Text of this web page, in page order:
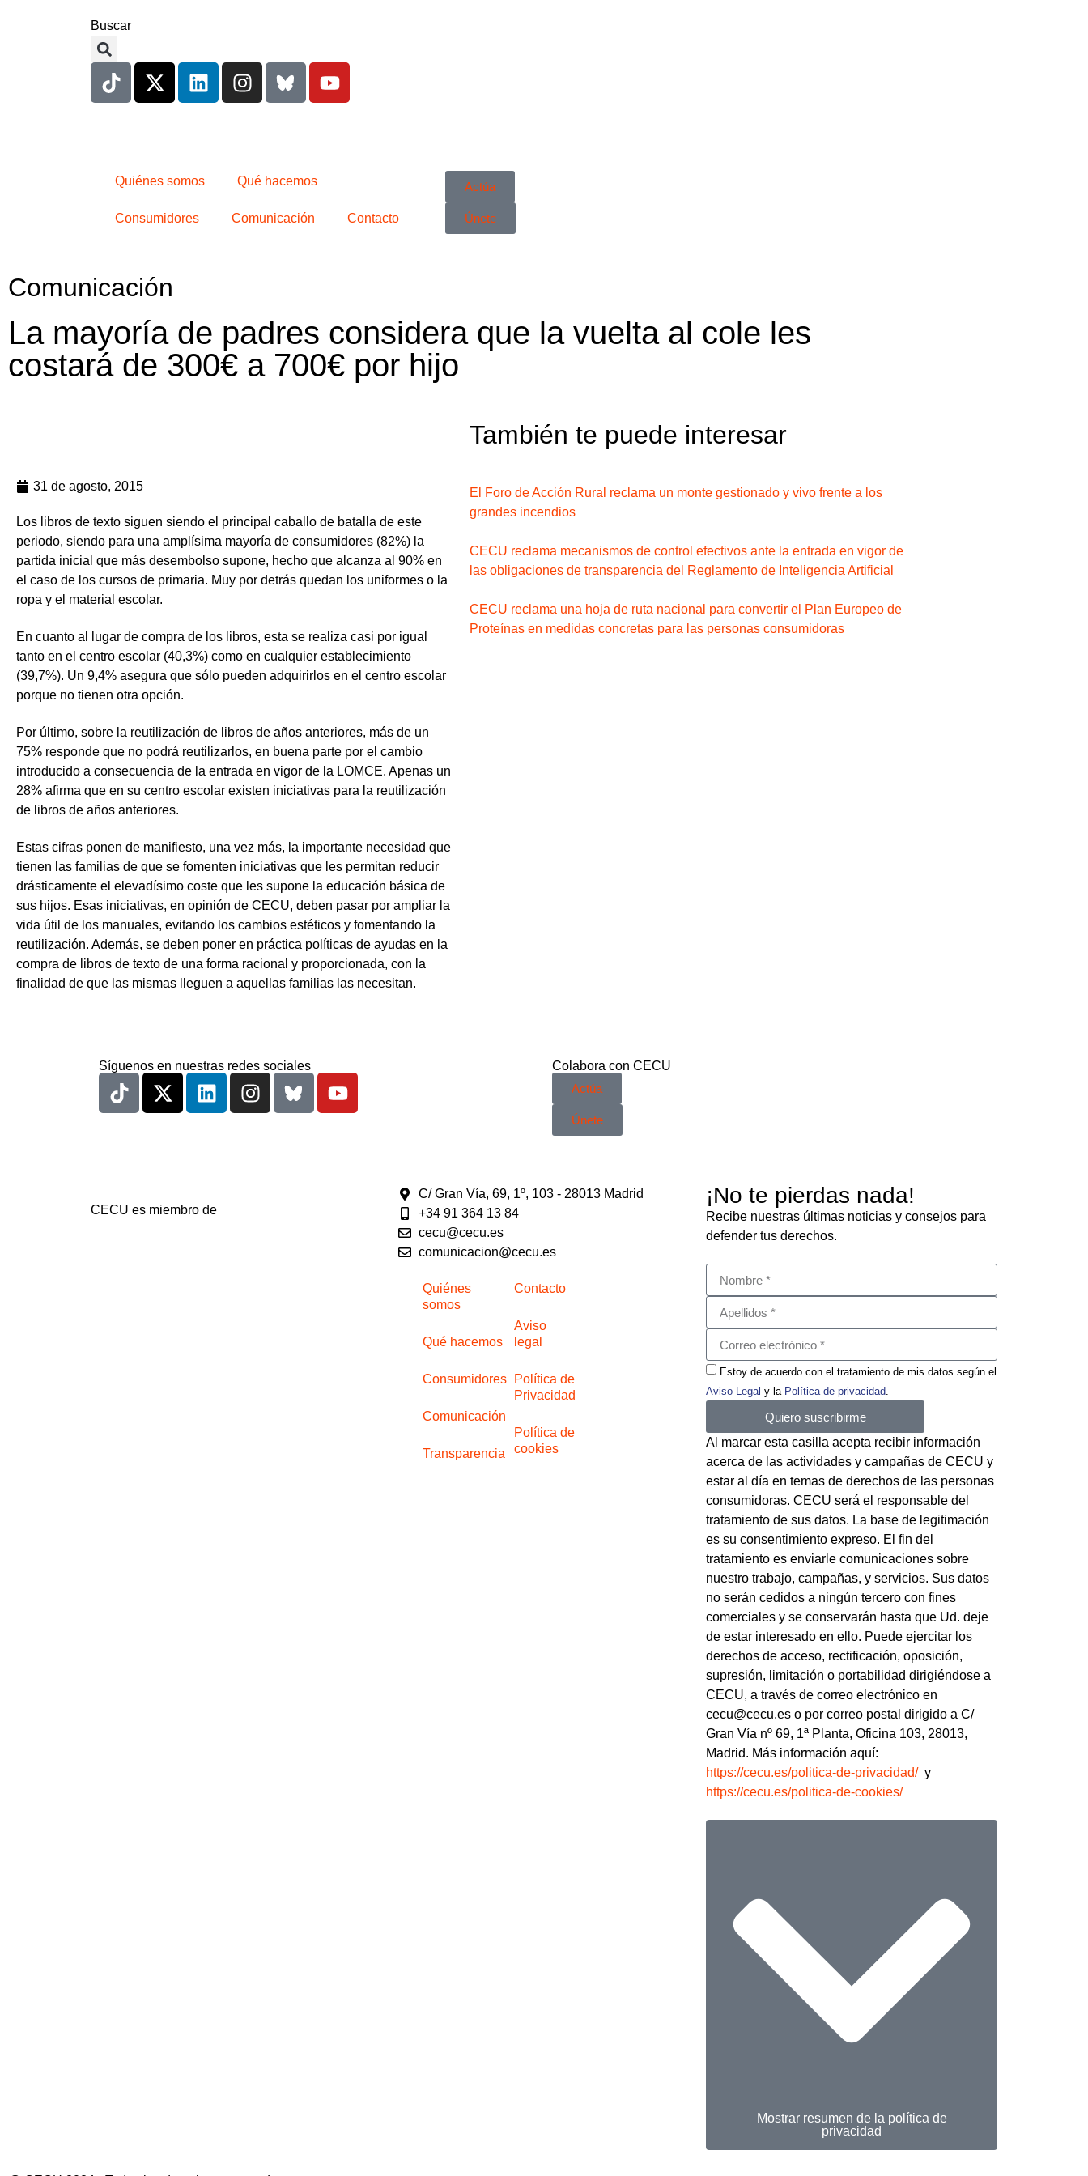
Buscar
Quiénes somos Qué hacemos
Consumidores Comunicación Contacto
Actúa
Únete
Comunicación
La mayoría de padres considera que la vuelta al cole les
costará de 300€ a 700€ por hijo
31 de agosto, 2015
Los libros de texto siguen siendo el principal caballo de batalla de este
periodo, siendo para una amplísima mayoría de consumidores (82%) la
partida inicial que más desembolso supone, hecho que alcanza al 90% en
el caso de los cursos de primaria. Muy por detrás quedan los uniformes o la
ropa y el material escolar.
En cuanto al lugar de compra de los libros, esta se realiza casi por igual
tanto en el centro escolar (40,3%) como en cualquier establecimiento
(39,7%). Un 9,4% asegura que sólo pueden adquirirlos en el centro escolar
porque no tienen otra opción.
Por último, sobre la reutilización de libros de años anteriores, más de un
75% responde que no podrá reutilizarlos, en buena parte por el cambio
introducido a consecuencia de la entrada en vigor de la LOMCE. Apenas un
28% afirma que en su centro escolar existen iniciativas para la reutilización
de libros de años anteriores.
Estas cifras ponen de manifiesto, una vez más, la importante necesidad que
tienen las familias de que se fomenten iniciativas que les permitan reducir
drásticamente el elevadísimo coste que les supone la educación básica de
sus hijos. Esas iniciativas, en opinión de CECU, deben pasar por ampliar la
vida útil de los manuales, evitando los cambios estéticos y fomentando la
reutilización. Además, se deben poner en práctica políticas de ayudas en la
compra de libros de texto de una forma racional y proporcionada, con la
finalidad de que las mismas lleguen a aquellas familias las necesitan.
También te puede interesar
El Foro de Acción Rural reclama un monte gestionado y vivo frente a los
grandes incendios
CECU reclama mecanismos de control efectivos ante la entrada en vigor de
las obligaciones de transparencia del Reglamento de Inteligencia Artificial
CECU reclama una hoja de ruta nacional para convertir el Plan Europeo de
Proteínas en medidas concretas para las personas consumidoras
Síguenos en nuestras redes sociales
Colabora con CECU
Actúa
Únete
CECU es miembro de
C/ Gran Vía, 69, 1º, 103 - 28013 Madrid
+34 91 364 13 84
cecu@cecu.es
comunicacion@cecu.es
Quiénes
somos
Qué hacemos
Consumidores
Comunicación
Transparencia
Contacto
Aviso
legal
Política de
Privacidad
Política de
cookies
¡No te pierdas nada!
Recibe nuestras últimas noticias y consejos para
defender tus derechos.
Estoy de acuerdo con el tratamiento de mis datos según el
Aviso Legal y la Política de privacidad
Quiero suscribirme
Al marcar esta casilla acepta recibir información
acerca de las actividades y campañas de CECU y
estar al día en temas de derechos de las personas
consumidoras. CECU será el responsable del
tratamiento de sus datos. La base de legitimación
es su consentimiento expreso. El fin del
tratamiento es enviarle comunicaciones sobre
nuestro trabajo, campañas, y servicios. Sus datos
no serán cedidos a ningún tercero con fines
comerciales y se conservarán hasta que Ud. deje
de estar interesado en ello. Puede ejercitar los
derechos de acceso, rectificación, oposición,
supresión, limitación o portabilidad dirigiéndose a
CECU, a través de correo electrónico en
cecu@cecu.es o por correo postal dirigido a C/
Gran Vía nº 69, 1ª Planta, Oficina 103, 28013,
Madrid. Más información aquí:
https://cecu.es/politica-de-privacidad/y
https://cecu.es/politica-de-cookies/
Mostrar resumen de la política de
privacidad